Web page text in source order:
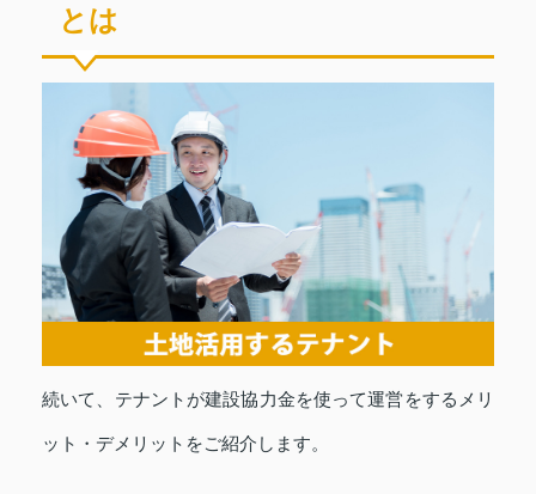
とは
続いて、テナントが建設協力金を使って運営をするメリ
ット・デメリットをご紹介します。